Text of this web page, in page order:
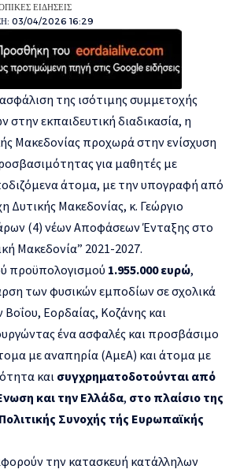
03/04/2026 16:29
ΕΙΔΗΣΕΙΣ
της ισότιμης συμμετοχής
εκπαιδευτική διαδικασία, η
Μακεδονίας προχωρά στην ενίσχυση
για μαθητές με
άτομα, με την υπογραφή από
Δυτικής Μακεδονίας, κ. Γεώργιο
(4) νέων Αποφάσεων Ένταξης στο
Μακεδονία” 2021-2027.
προϋπολογισμού 1.955.000 ευρώ,
των φυσικών εμποδίων σε σχολικά
Εορδαίας, Κοζάνης και
ένα ασφαλές και προσβάσιμο
με αναπηρία (ΑμεΑ) και άτομα με
και συγχρηματοδοτούνται από
και την Ελλάδα, στο πλαίσιο της
Συνοχής τής Ευρωπαϊκής
την κατασκευή κατάλληλων